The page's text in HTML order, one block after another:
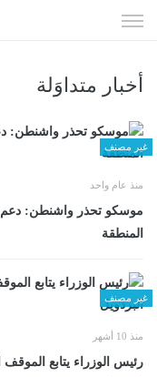
الى
أخبار متداوَلة
غير مصنف
منذ عام واحد
موسكو تحذر واشنطن: دعم
المنطقة
غير مصنف
منذ 10 أشهر
رئيس الوزراء يتابع الموقف